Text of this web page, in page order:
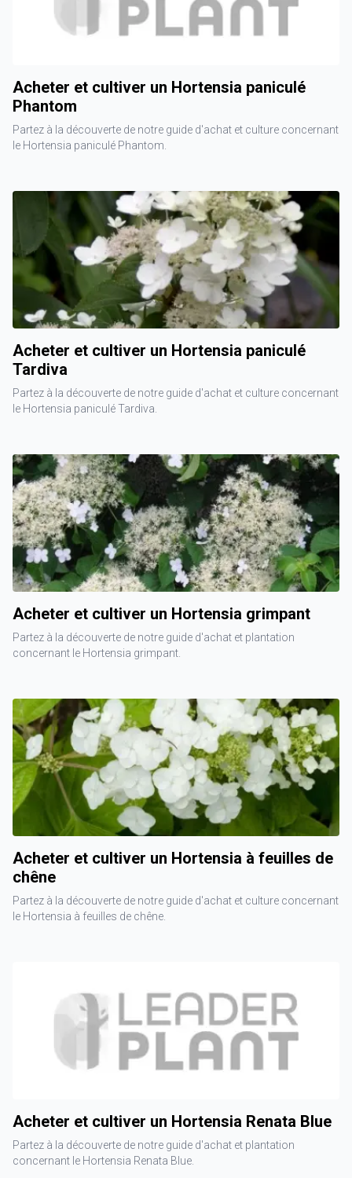
Acheter et cultiver un Hortensia paniculé
Phantom
Partez à la découverte de notre guide d'achat et culture concernant
le Hortensia paniculé Phantom.
Acheter et cultiver un Hortensia paniculé
Tardiva
Partez à la découverte de notre guide d'achat et culture concernant
le Hortensia paniculé Tardiva.
Acheter et cultiver un Hortensia grimpant
Partez à la découverte de notre guide d'achat et plantation
concernant le Hortensia grimpant.
Acheter et cultiver un Hortensia à feuilles de
chêne
Partez à la découverte de notre guide d'achat et culture concernant
le Hortensia à feuilles de chêne.
Acheter et cultiver un Hortensia Renata Blue
Partez à la découverte de notre guide d'achat et plantation
concernant le Hortensia Renata Blue.